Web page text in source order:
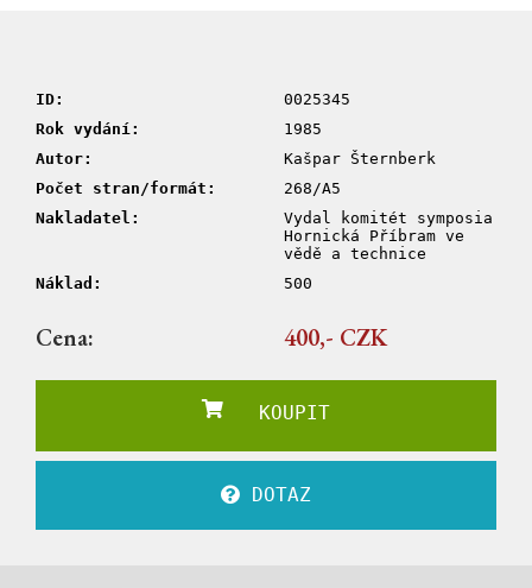
ID:
0025345
Rok vydání:
1985
Autor:
Kašpar Šternberk
Počet stran/formát:
268/A5
Nakladatel:
Vydal komitét symposia
Hornická Příbram ve
vědě a technice
Náklad:
500
Cena: 400,- CZK
KOUPIT
DOTAZ